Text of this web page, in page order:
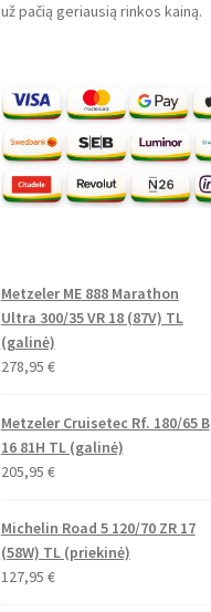
už pačią geriausią rinkos kainą.
Metzeler ME 888 Marathon
Ultra 300/35 VR 18 (87V) TL
(galinė)
278,95 €
Metzeler Cruisetec Rf. 180/65 B
16 81H TL (galinė)
205,95 €
Michelin Road 5 120/70 ZR 17
(58W) TL (priekinė)
127,95 €